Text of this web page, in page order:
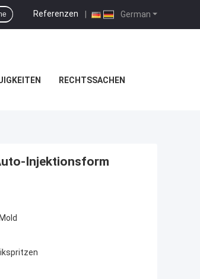
German
Referenzen |
RECHTSSACHEN
Injektionsform